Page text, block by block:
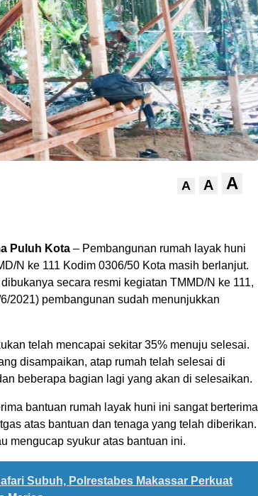
A A A
Puluh Kota – Pembangunan rumah layak huni
N ke 111 Kodim 0306/50 Kota masih berlanjut.
secara resmi kegiatan TMMD/N ke 111,
2021) pembangunan sudah menunjukkan
telah mencapai sekitar 35% menuju selesai.
disampaikan, atap rumah telah selesai di
beberapa bagian lagi yang akan di selesaikan.
bantuan rumah layak huni ini sangat berterima
atas bantuan dan tenaga yang telah diberikan.
mengucap syukur atas bantuan ini.
Subuh, Polrestabes Makassar Perkuat